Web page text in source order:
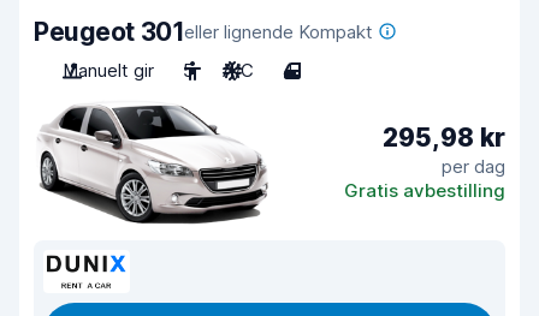
Peugeot 301eller lignende Kompakt
Manuelt gir
5 A/C 4
295,98 kr
per dag
Gratis avbestilling